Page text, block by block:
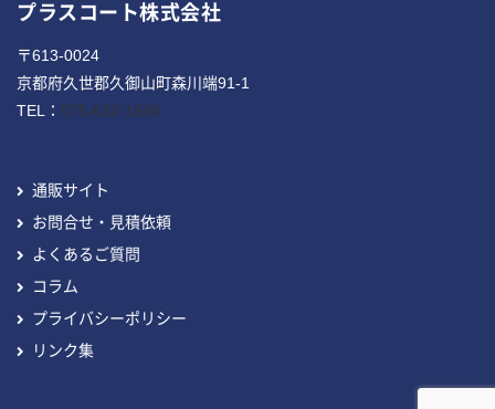
プラスコート株式会社
〒613-0024
京都府久世郡久御山町森川端91-1
TEL： 075-632-1568
通販サイト
お問合せ・見積依頼
よくあるご質問
コラム
プライバシーポリシー
リンク集